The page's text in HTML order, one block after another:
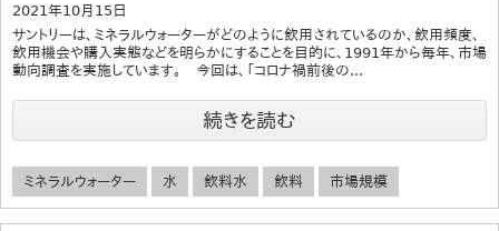
2021年10月15日
サントリーは、ミネラルウォーターがどのように飲用されているのか、飲用頻度、
飲用機会や購入実態などを明らかにすることを目的に、1991年から毎年、市場
動向調査を実施しています。 今回は、「コロナ禍前後の...
続きを読む
ミネラルウォーター 水 飲料水 飲料 市場規模